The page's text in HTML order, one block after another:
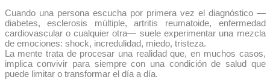
Cuando una persona escucha por primera vez el diagnóstico —
diabetes, esclerosis múltiple, artritis reumatoide, enfermedad
cardiovascular o cualquier otra— suele experimentar una mezcla
de emociones: shock, incredulidad, miedo, tristeza.
La mente trata de procesar una realidad que, en muchos casos,
implica convivir para siempre con una condición de salud que
puede limitar o transformar el día a día.